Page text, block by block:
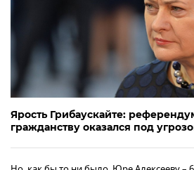
Ярость Грибаускайте:
гражданству оказался под